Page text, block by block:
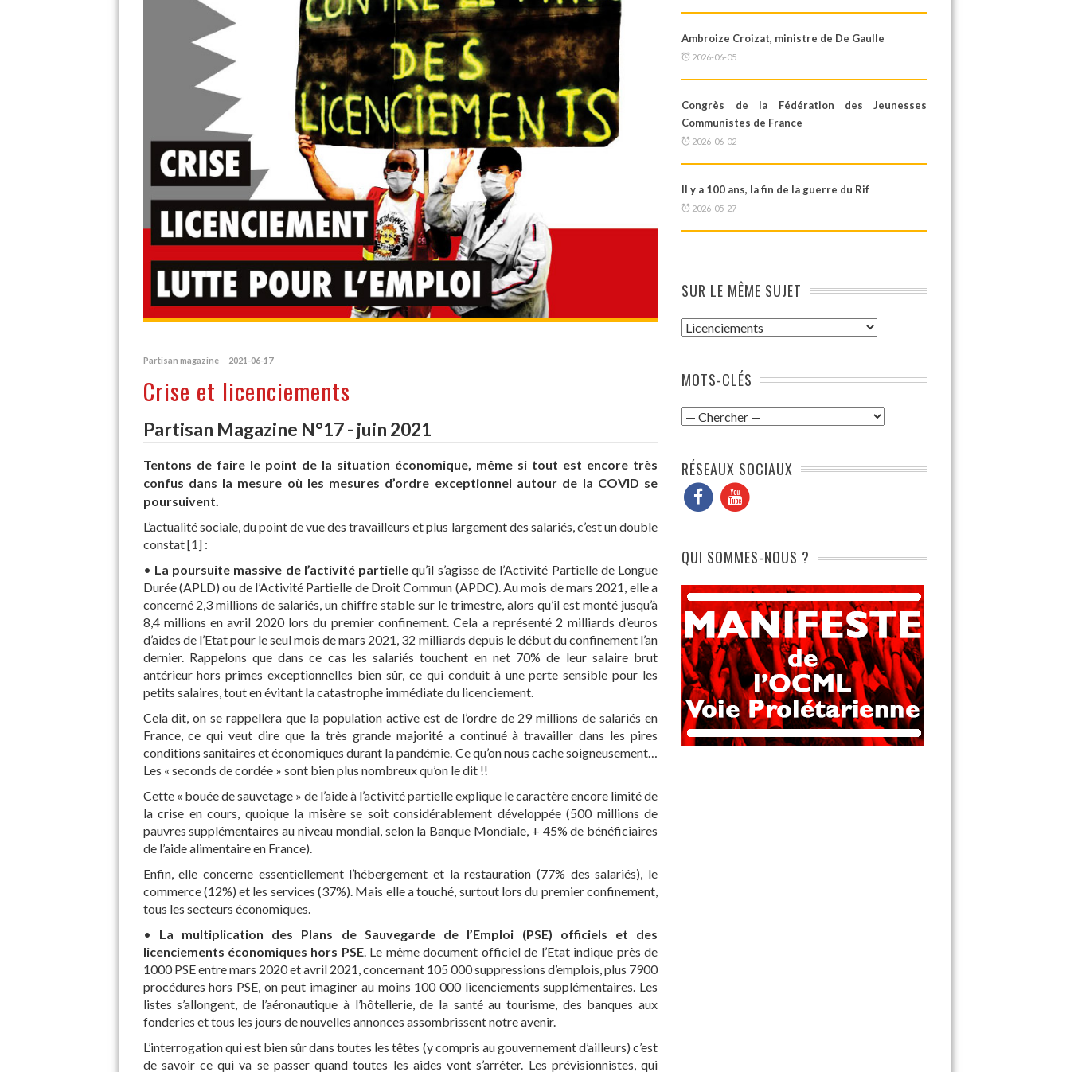
Partisan magazine 2021-06-17
Crise et licenciements
Partisan Magazine N°17 - juin 2021
Tentons de faire le point de la situation économique, même si tout est encore très
confus dans la mesure où les mesures d’ordre exceptionnel autour de la COVID se
poursuivent.
L’actualité sociale, du point de vue des travailleurs et plus largement des salariés, c’est un double
constat[1]:
• La poursuite massive de l’activité partielle qu’il s’agisse de l’Activité Partielle de Longue
Durée (APLD) ou de l’Activité Partielle de Droit Commun (APDC). Au mois de mars 2021, elle a
concerné 2,3 millions de salariés, un chiffre stable sur le trimestre, alors qu’il est monté jusqu’à
8,4 millions en avril 2020 lors du premier confinement. Cela a représenté 2 milliards d’euros
d’aides de l’Etat pour le seul mois de mars 2021, 32 milliards depuis le début du confinement l’an
dernier. Rappelons que dans ce cas les salariés touchent en net 70% de leur salaire brut
antérieur hors primes exceptionnelles bien sûr, ce qui conduit à une perte sensible pour les
petits salaires, tout en évitant la catastrophe immédiate du licenciement.
Cela dit, on se rappellera que la population active est de l’ordre de 29 millions de salariés en
France, ce qui veut dire que la très grande majorité a continué à travailler dans les pires
conditions sanitaires et économiques durant la pandémie. Ce qu’on nous cache soigneusement…
Les « seconds de cordée » sont bien plus nombreux qu’on le dit !!
Cette « bouée de sauvetage » de l’aide à l’activité partielle explique le caractère encore limité de
la crise en cours, quoique la misère se soit considérablement développée (500 millions de
pauvres supplémentaires au niveau mondial, selon la Banque Mondiale, + 45% de bénéficiaires
de l’aide alimentaire en France).
Enfin, elle concerne essentiellement l’hébergement et la restauration (77% des salariés), le
commerce (12%) et les services (37%). Mais elle a touché, surtout lors du premier confinement,
tous les secteurs économiques.
• La multiplication des Plans de Sauvegarde de l’Emploi (PSE) officiels et des
licenciements économiques hors PSE. Le même document officiel de l’Etat indique près de
1000 PSE entre mars 2020 et avril 2021, concernant 105 000 suppressions d’emplois, plus 7900
procédures hors PSE, on peut imaginer au moins 100 000 licenciements supplémentaires. Les
listes s’allongent, de l’aéronautique à l’hôtellerie, de la santé au tourisme, des banques aux
fonderies et tous les jours de nouvelles annonces assombrissent notre avenir.
L’interrogation qui est bien sûr dans toutes les têtes (y compris au gouvernement d’ailleurs) c’est
de savoir ce qui va se passer quand toutes les aides vont s’arrêter. Les prévisionnistes, qui
Ambroize Croizat, ministre de De Gaulle
2026-06-05
Congrès de la Fédération des Jeunesses
Communistes de France
2026-06-02
Il y a 100 ans, la fin de la guerre du Rif
2026-05-27
SUR LE MÊME SUJET
MOTS-CLÉS
RÉSEAUX SOCIAUX
QUI SOMMES-NOUS ?